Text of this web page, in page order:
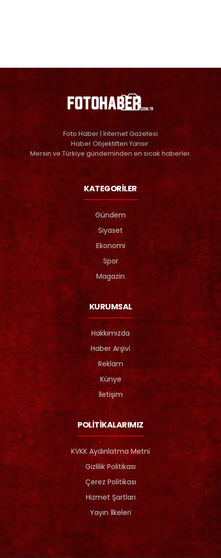
Foto Haber | İnternet Gazetesi
Haber Objektiften Yansır.
Mersin ve Türkiye gündeminden en sıcak haberler.
KATEGORİLER
Gündem
Siyaset
Ekonomi
Spor
Magazin
KURUMSAL
Hakkımızda
Haber Arşivi
Reklam
Künye
İletişim
POLİTİKALARIMIZ
KVKK Aydınlatma Metni
Gizlilik Politikası
Çerez Politikası
Hizmet Şartları
Yayın İlkeleri